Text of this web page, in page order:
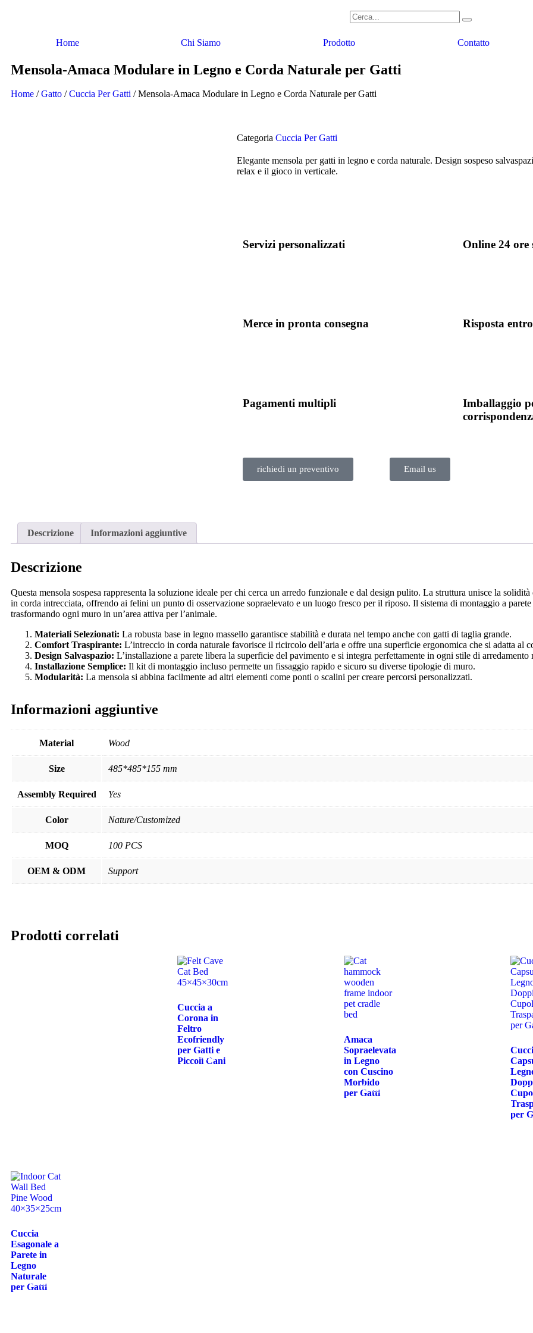
Home Chi Siamo Prodotto Contatto
Mensola-Amaca Modulare in Legno e Corda Naturale per Gatti
Home /Gatto /Cuccia Per Gatti / Mensola-Amaca Modulare in Legno e Corda Naturale per Gatti
Categoria Cuccia Per Gatti
Elegante mensola per gatti in legno e corda naturale. Design sospeso
relax e il gioco in verticale.
Servizi personalizzati Online 24 ore
Merce in pronta consegna Risposta
Pagamenti multipli
Imballaggio
richiedi un preventivo Email us
Descrizione Informazioni aggiuntive
Descrizione
Questa mensola sospesa rappresenta la soluzione ideale per chi cerca un arredo funzionale e dal design pulito. La struttura unisce la
in corda intrecciata, offrendo ai felini un punto di osservazione sopraelevato e un luogo fresco per il riposo. Il sistema di montaggio a
trasformando ogni muro in un’area attiva per l’animale.
Materiali Selezionati: La robusta base in legno massello garantisce stabilità e durata nel tempo anche con gatti di taglia grande.
Comfort Traspirante: L’intreccio in corda naturale favorisce il ricircolo dell’aria e offre una superficie ergonomica che si adatta al
Design Salvaspazio: L’installazione a parete libera la superficie del pavimento e si integra perfettamente in ogni stile di arredamento
Installazione Semplice: Il kit di montaggio incluso permette un fissaggio rapido e sicuro su diverse tipologie di muro.
Modularità: La mensola si abbina facilmente ad altri elementi come ponti o scalini per creare percorsi personalizzati.
Informazioni aggiuntive
Material Wood
Size 485*485*155 mm
Assembly Required Yes
Color Nature/Customized
MOQ 100 PCS
OEM & ODM Support
Prodotti correlati
Cuccia a
Corona in
Feltro
Ecofriendly
per Gatti e
Piccoli Cani
Leggi
Amaca
Sopraelevata
in Legno
con Cuscino
Morbido
per Gatti
Leggi
per
Cuccia
Esagonale a
Parete in
Legno
Naturale
per Gatti
Leggi